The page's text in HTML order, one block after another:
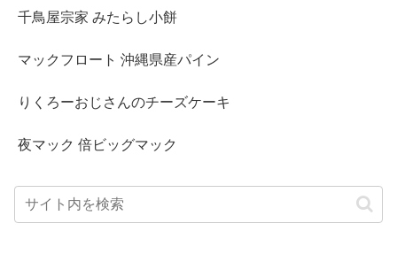
千鳥屋宗家 みたらし小餅
マックフロート 沖縄県産パイン
りくろーおじさんのチーズケーキ
夜マック 倍ビッグマック